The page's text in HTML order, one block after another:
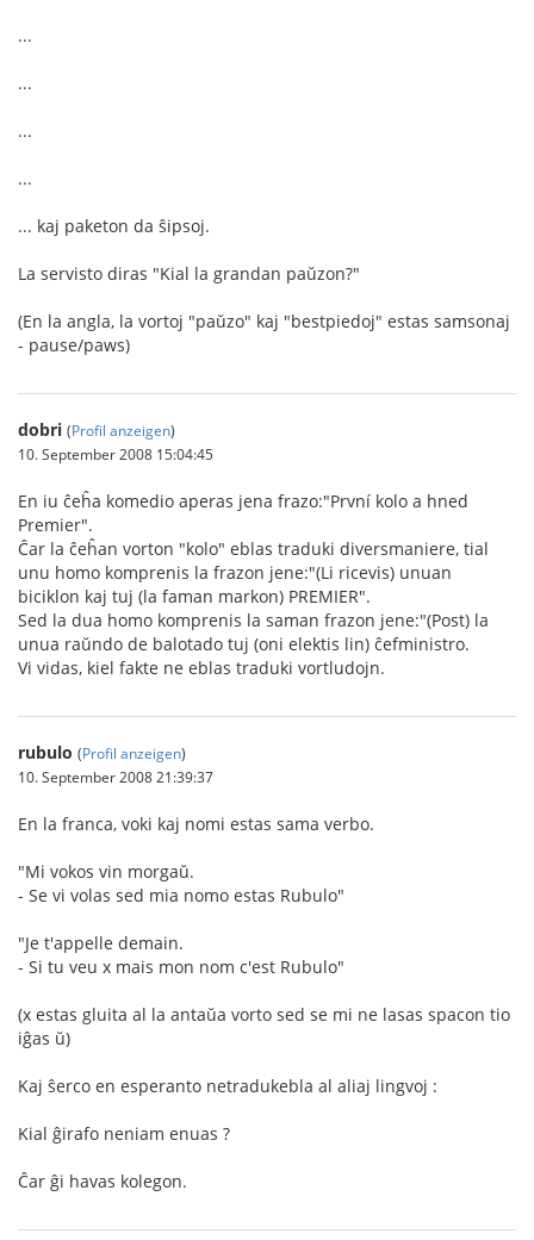
...
...
...
...
... kaj paketon da ŝipsoj.
La servisto diras "Kial la grandan paŭzon?"
(En la angla, la vortoj "paŭzo" kaj "bestpiedoj" estas samsonaj
- pause/paws)
dobri (Profil anzeigen)
10. September 2008 15:04:45
En iu ĉeĥa komedio aperas jena frazo:"První kolo a hned
Premier".
Ĉar la ĉeĥan vorton "kolo" eblas traduki diversmaniere, tial
unu homo komprenis la frazon jene:"(Li ricevis) unuan
biciklon kaj tuj (la faman markon) PREMIER".
Sed la dua homo komprenis la saman frazon jene:"(Post) la
unua raŭndo de balotado tuj (oni elektis lin) ĉefministro.
Vi vidas, kiel fakte ne eblas traduki vortludojn.
rubulo (Profil anzeigen)
10. September 2008 21:39:37
En la franca, voki kaj nomi estas sama verbo.
"Mi vokos vin morgaŭ.
- Se vi volas sed mia nomo estas Rubulo"
"Je t'appelle demain.
- Si tu veu x mais mon nom c'est Rubulo"
(x estas gluita al la antaŭa vorto sed se mi ne lasas spacon tio
iĝas ŭ)
Kaj ŝerco en esperanto netradukebla al aliaj lingvoj :
Kial ĝirafo neniam enuas ?
Ĉar ĝi havas kolegon.